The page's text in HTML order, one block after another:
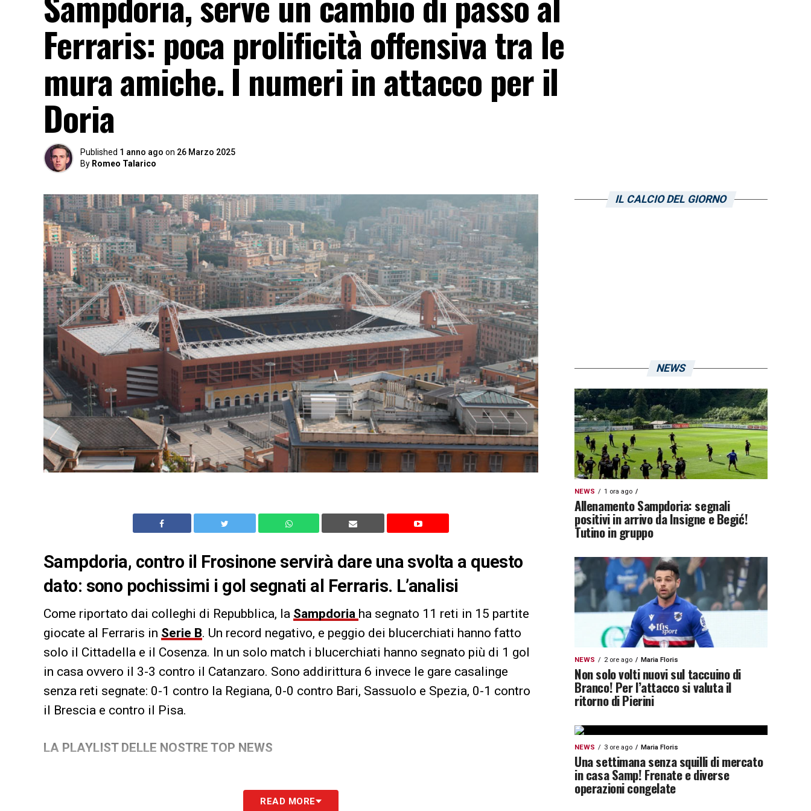
Ferraris: poca prolificità offensiva tra le
mura amiche. I numeri in attacco per il
Doria
Published 1 anno ago on 26 Marzo 2025
By Romeo Talarico
Sampdoria, contro il Frosinone servirà dare una svolta a questo
dato: sono pochissimi i gol segnati al Ferraris. L’analisi
Come riportato dai colleghi di Repubblica, la Sampdoria ha segnato 11 reti in 15 partite
giocate al Ferraris in Serie B. Un record negativo, e peggio dei blucerchiati hanno fatto
solo il Cittadella e il Cosenza. In un solo match i blucerchiati hanno segnato più di 1 gol
in casa ovvero il 3-3 contro il Catanzaro. Sono addirittura 6 invece le gare casalinge
senza reti segnate: 0-1 contro la Regiana, 0-0 contro Bari, Sassuolo e Spezia, 0-1 contro
il Brescia e contro il Pisa.
LA PLAYLIST DELLE NOSTRE TOP NEWS
READ MORE
IL CALCIO DEL GIORNO
NEWS
NEWS 1 ora ago
Allenamento Sampdoria: segnali
positivi in arrivo da Insigne e Begić!
Tutino in gruppo
NEWS 2 ore ago Maria Floris
Non solo volti nuovi sul taccuino di
Branco! Per l’attacco si valuta il
ritorno di Pierini
NEWS 3 ore ago Maria Floris
Una settimana senza squilli di mercato
in casa Samp! Frenate e diverse
operazioni congelate